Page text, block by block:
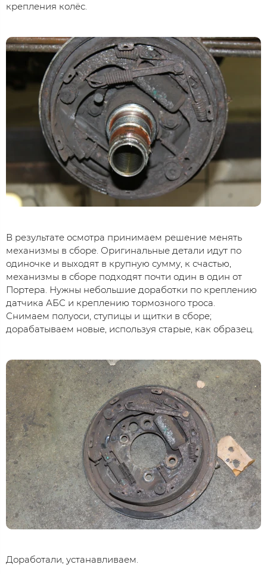
крепления колёс.
В результате осмотра принимаем решение менять
механизмы в сборе. Оригинальные детали идут по
одиночке и выходят в крупную сумму, к счастью,
механизмы в сборе подходят почти один в один от
Портера. Нужны небольшие доработки по креплению
датчика АБС и креплению тормозного троса.
Снимаем полуоси, ступицы и щитки в сборе;
дорабатываем новые, используя старые, как образец.
Доработали, устанавливаем.